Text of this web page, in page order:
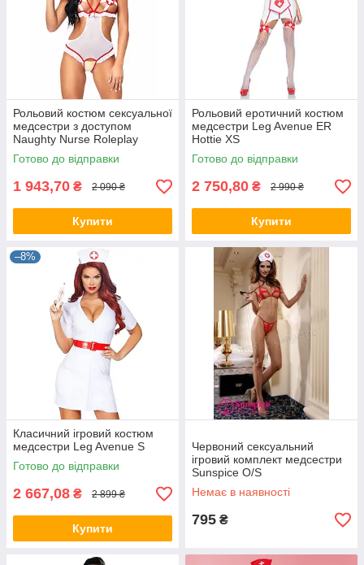
Рольовий костюм сексуальної
медсестри з доступом
Naughty Nurse Roleplay
Lingerie Set Leg Avenue OS
Готово до відправки
1 943,70 ₴ 2 090 ₴
Купити
Рольовий еротичний костюм
медсестри Leg Avenue ER
Hottie XS
Готово до відправки
2 750,80 ₴ 2 990 ₴
Купити
–8%
Класичний ігровий костюм
медсестри Leg Avenue S
Готово до відправки
2 667,08 ₴ 2 899 ₴
Купити
Червоний сексуальний
ігровий комплект медсестри
Sunspice O/S
Немає в наявності
795 ₴